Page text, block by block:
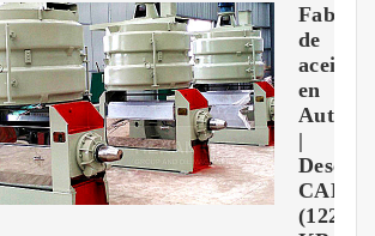
Fabrica
de
aceite
en
|
CAD
(122.33